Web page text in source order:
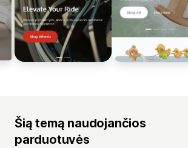
Šią temą naudojančios
parduotuvės